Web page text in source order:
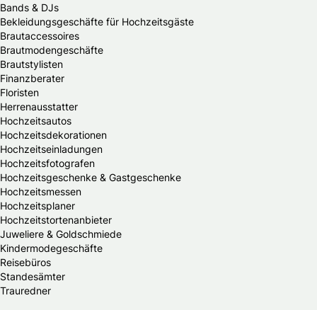
Bands & DJs
Bekleidungsgeschäfte für Hochzeitsgäste
Brautaccessoires
Brautmodengeschäfte
Brautstylisten
Finanzberater
Floristen
Herrenausstatter
Hochzeitsautos
Hochzeitsdekorationen
Hochzeitseinladungen
Hochzeitsfotografen
Hochzeitsgeschenke & Gastgeschenke
Hochzeitsmessen
Hochzeitsplaner
Hochzeitstortenanbieter
Juweliere & Goldschmiede
Kindermodegeschäfte
Reisebüros
Standesämter
Trauredner